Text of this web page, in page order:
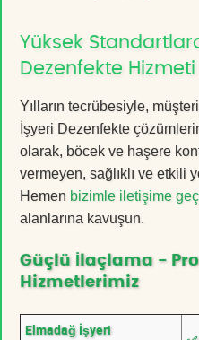
Yüksek
Dezenfekte Hizmeti
Yılların tecrübesiyle,
İşyeri Dezenfekte
olarak, böcek ve haşere
vermeyen, sağlıklı ve etkili
Hemen bizimle iletişime
alanlarına kavuşun.
Güçlü İlaçlama -
Hizmetlerimiz
Elmadağ İşyeri